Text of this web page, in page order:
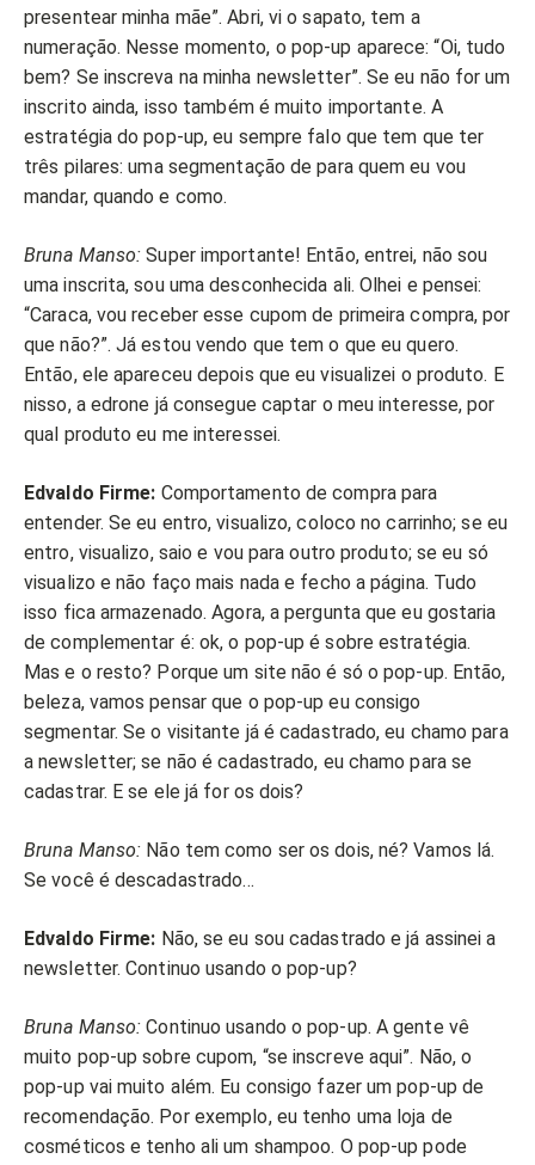
presentear minha mãe”. Abri, vi o sapato, tem a
numeração. Nesse momento, o pop-up aparece: “Oi, tudo
bem? Se inscreva na minha newsletter”. Se eu não for um
inscrito ainda, isso também é muito importante. A
estratégia do pop-up, eu sempre falo que tem que ter
três pilares: uma segmentação de para quem eu vou
mandar, quando e como.
Bruna Manso: Super importante! Então, entrei, não sou
uma inscrita, sou uma desconhecida ali. Olhei e pensei:
“Caraca, vou receber esse cupom de primeira compra, por
que não?”. Já estou vendo que tem o que eu quero.
Então, ele apareceu depois que eu visualizei o produto. E
nisso, a edrone já consegue captar o meu interesse, por
qual produto eu me interessei.
Edvaldo Firme: Comportamento de compra para
entender. Se eu entro, visualizo, coloco no carrinho; se eu
entro, visualizo, saio e vou para outro produto; se eu só
visualizo e não faço mais nada e fecho a página. Tudo
isso fica armazenado. Agora, a pergunta que eu gostaria
de complementar é: ok, o pop-up é sobre estratégia.
Mas e o resto? Porque um site não é só o pop-up. Então,
beleza, vamos pensar que o pop-up eu consigo
segmentar. Se o visitante já é cadastrado, eu chamo para
a newsletter; se não é cadastrado, eu chamo para se
cadastrar. E se ele já for os dois?
Bruna Manso: Não tem como ser os dois, né? Vamos lá.
Se você é descadastrado…
Edvaldo Firme: Não, se eu sou cadastrado e já assinei a
newsletter. Continuo usando o pop-up?
Bruna Manso: Continuo usando o pop-up. A gente vê
muito pop-up sobre cupom, “se inscreve aqui”. Não, o
pop-up vai muito além. Eu consigo fazer um pop-up de
recomendação. Por exemplo, eu tenho uma loja de
cosméticos e tenho ali um shampoo. O pop-up pode